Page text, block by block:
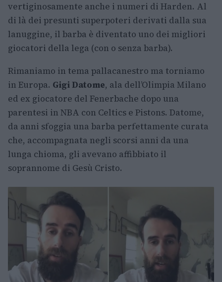
vertiginosamente anche i numeri di Harden. Al
di là dei presunti superpoteri derivati dalla sua
lanuggine, il barba è diventato uno dei migliori
giocatori della lega (con o senza barba).
Rimaniamo in tema pallacanestro ma torniamo
in Europa. Gigi Datome, ala dell’Olimpia Milano
ed ex giocatore del Fenerbache dopo una
parentesi in NBA con Celtics e Pistons. Datome,
da anni sfoggia una barba perfettamente curata
che, accompagnata negli scorsi anni da una
lunga chioma, gli avevano affibbiato il
soprannome di Gesù Cristo.